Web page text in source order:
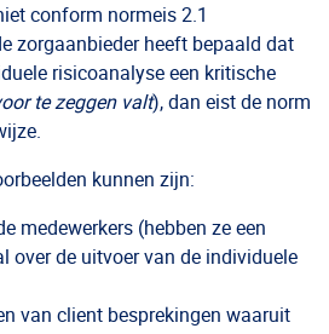
conform normeis 2.1
zorgaanbieder heeft bepaald dat
risicoanalyse een kritische
te zeggen valt), dan eist de norm
kunnen zijn:
medewerkers (hebben ze een
over de uitvoer van de individuele
van client besprekingen waaruit